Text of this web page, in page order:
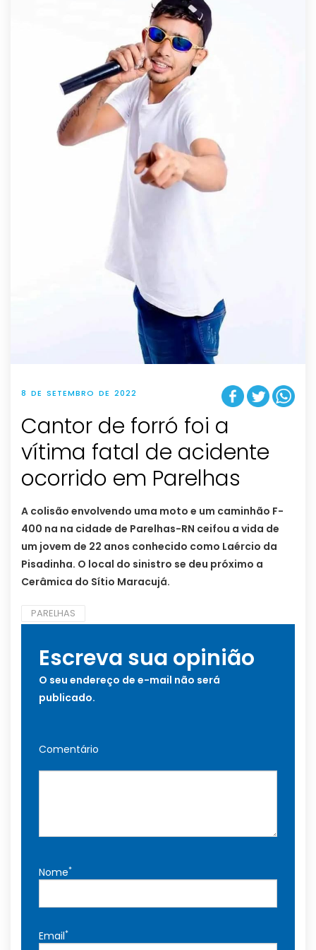
8 DE SETEMBRO DE 2022
Cantor de forró foi a
vítima fatal de acidente
ocorrido em Parelhas
A colisão envolvendo uma moto e um caminhão F-
400 na na cidade de Parelhas-RN ceifou a vida de
um jovem de 22 anos conhecido como Laércio da
Pisadinha. O local do sinistro se deu próximo a
Cerâmica do Sítio Maracujá.
PARELHAS
Escreva sua opinião
O seu endereço de e-mail não será
publicado.
Comentário
Nome*
Email*